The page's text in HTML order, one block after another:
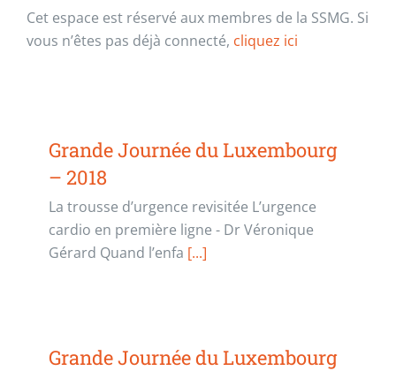
Cet espace est réservé aux membres de la SSMG. Si
vous n’êtes pas déjà connecté, cliquez ici
Grande Journée du Luxembourg
– 2018
La trousse d’urgence revisitée L’urgence
cardio en première ligne - Dr Véronique
Gérard Quand l’enfa [...]
Grande Journée du Luxembourg